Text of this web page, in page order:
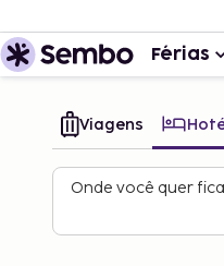
Férias
Viagens
Onde você quer